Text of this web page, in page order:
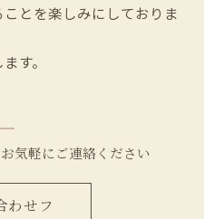
ことを楽しみにしておりま
す。
気軽にご連絡ください
わせフ